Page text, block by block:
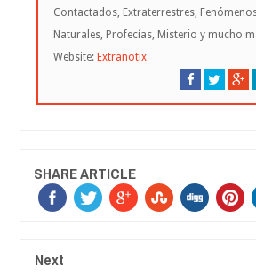
Contactados, Extraterrestres,
Naturales, Profecías, Misterio y mucho
Website: Extranotix
SHARE ARTICLE
Next